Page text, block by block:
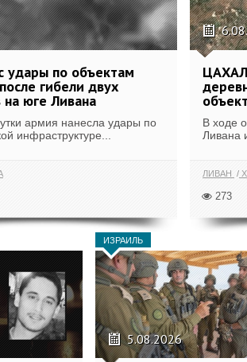
удары по объектам
гибели двух
на юге Ливана
армия нанесла удары по
инфраструктуре...
В ходе
Ливана
ЛИВАН
273
ИЗРАИЛЬ
5.08.2026